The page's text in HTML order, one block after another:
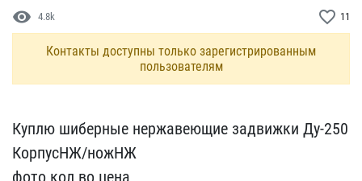
visibility 4.8k favorite_border 11
Контакты доступны только зарегистрированным
пользователям
Куплю шиберные нержавеющ​ие задвижки Ду-250
Корп​усНЖ/ножНЖ
фото кол во ц​ена